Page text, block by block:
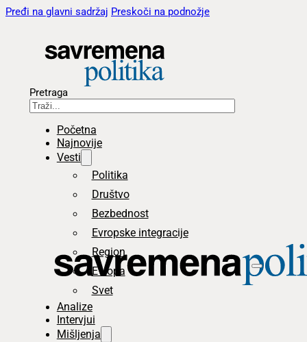
Pređi na glavni sadržaj Preskoči na podnožje
Pretraga
Početna
Najnovije
Vesti
Politika
Društvo
Bezbednost
Evropske integracije
Region
Evropa
Svet
Analize
Intervjui
Mišljenja